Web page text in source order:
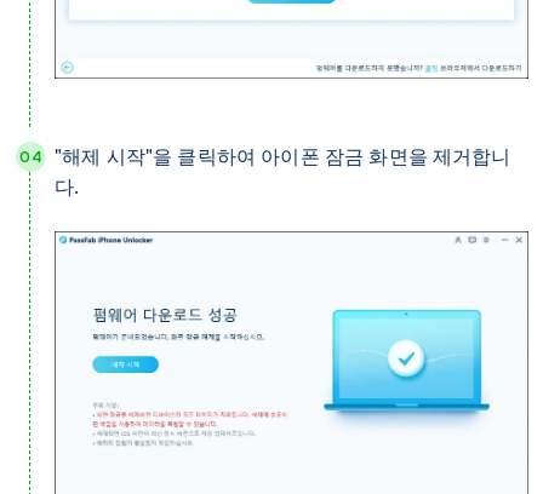
"해제 시작"을 클릭하여 아이폰 잠금 화면을 제거합니
다.